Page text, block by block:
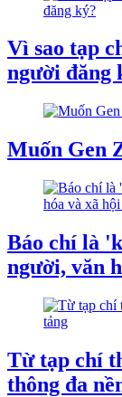
Vì sao tạp
người đăng
Muốn Gen
Báo chí là
người, văn
Từ tạp chí
thông đa